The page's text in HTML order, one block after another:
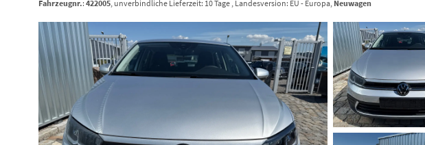
Fahrzeugnr.: 422005 , unverbindliche Lieferzeit: 10 Tage , Landesversion: EU - Europa, Neuwagen